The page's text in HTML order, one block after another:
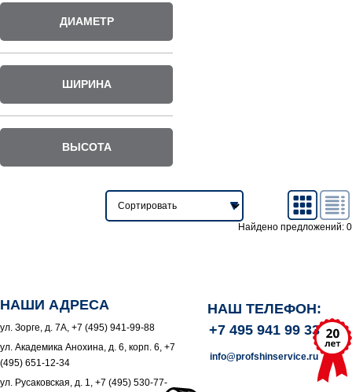
ДИАМЕТР
ШИРИНА
ВЫСОТА
Найдено предложений: 0
НАШИ АДРЕСА
ул. Зорге, д. 7А, +7 (495) 941-99-88
ул. Академика Анохина, д. 6, корп. 6, +7
(495) 651-12-34
ул. Русаковская, д. 1, +7 (495) 530-77-
НАШ ТЕЛЕФОН:
+7 495 941 99 33
info@profshinservice.ru